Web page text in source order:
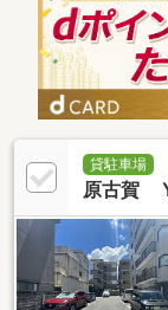
貸駐車場
原古賀